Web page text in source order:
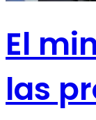
El
las